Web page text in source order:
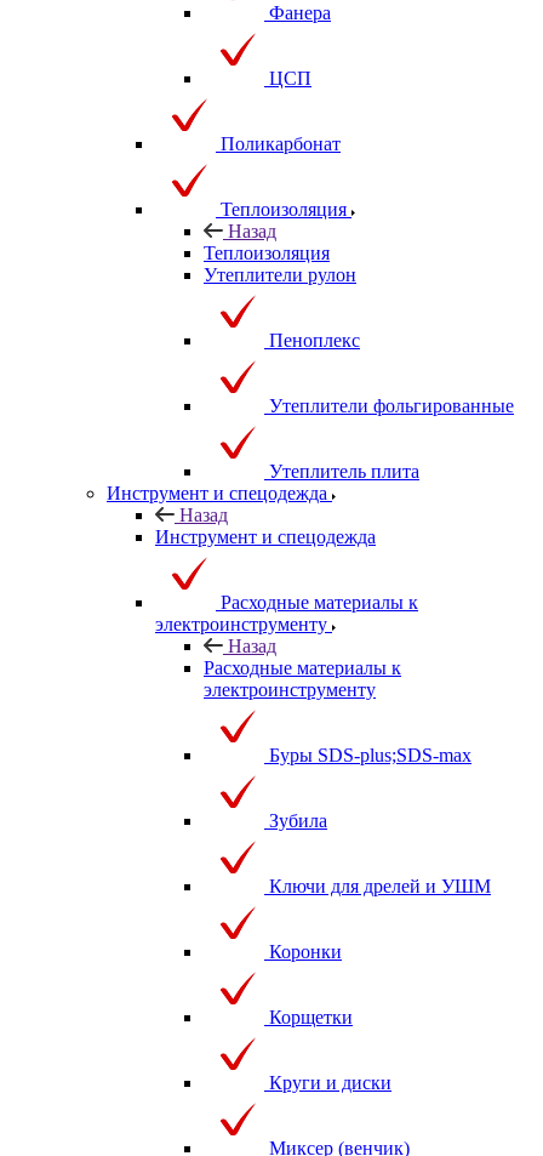
Фанера
ЦСП
Поликарбонат
Теплоизоляция
Назад
Теплоизоляция
Утеплители рулон
Пеноплекс
Утеплители фольгированные
Утеплитель плита
Инструмент и спецодежда
Назад
Инструмент и спецодежда
Расходные материалы к
электроинструменту
Назад
Расходные материалы к
электроинструменту
Буры SDS-plus;SDS-max
Зубила
Ключи для дрелей и УШМ
Коронки
Корщетки
Круги и диски
Миксер (венчик)